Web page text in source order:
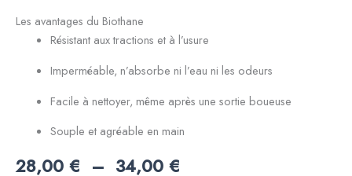
Les avantages du Biothane
Résistant aux tractions et à l’usure
Imperméable, n’absorbe ni l’eau ni les odeurs
Facile à nettoyer, même après une sortie boueuse
Souple et agréable en main
28,00 € – 34,00 €